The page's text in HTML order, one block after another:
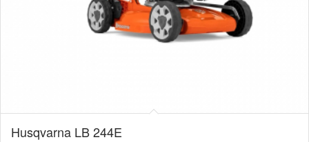
Husqvarna LB 244E